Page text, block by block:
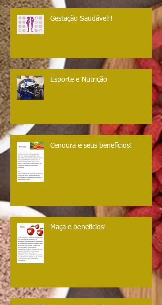
Gestação Saudável!!
Esporte e Nutrição
Cenoura e seus benefícios!
Maça e benefícios!